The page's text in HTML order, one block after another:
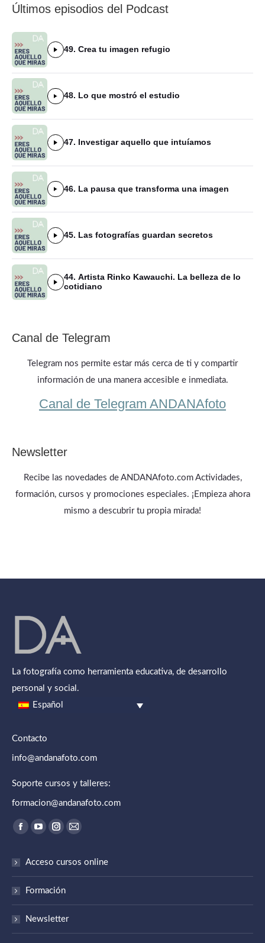
Últimos episodios del Podcast
49. Crea tu imagen refugio
48. Lo que mostró el estudio
47. Investigar aquello que intuíamos
46. La pausa que transforma una imagen
45. Las fotografías guardan secretos
44. Artista Rinko Kawauchi. La belleza de lo
cotidiano
Canal de Telegram
Telegram nos permite estar más cerca de ti y compartir
información de una manera accesible e inmediata.
Canal de Telegram ANDANAfoto
Newsletter
Recibe las novedades de ANDANAfoto.com Actividades,
formación, cursos y promociones especiales. ¡Empieza ahora
mismo a descubrir tu propia mirada!
La fotografía como herramienta educativa, de desarrollo
personal y social.
Español
Contacto
info@andanafoto.com
Soporte cursos y talleres:
formacion@andanafoto.com
Encuéntranos en:
Abrir enlace en una nueva ventana/pestaña
Abrir enlace en una nueva ventana/pestaña
Abrir enlace en una nueva ventana/pestaña
Abrir enlace en una nueva ventana/pestaña
Acceso cursos online
Formación
Newsletter